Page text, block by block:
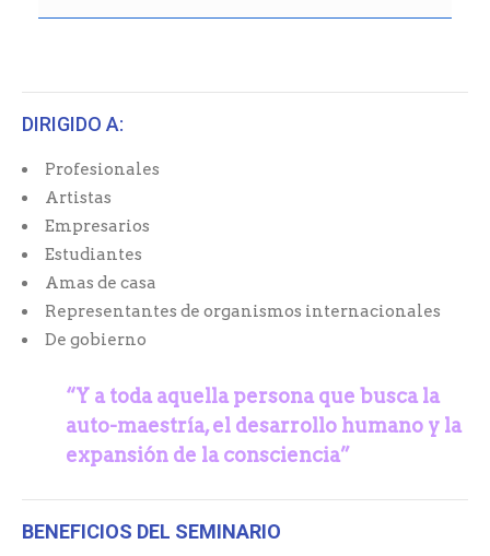
DIRIGIDO A:
Profesionales
Artistas
Empresarios
Estudiantes
Amas de casa
Representantes de organismos internacionales
De gobierno
“Y a toda aquella persona que busca la
auto-maestría,el desarrollo humano y la
expansión de la consciencia”
BENEFICIOS DEL SEMINARIO